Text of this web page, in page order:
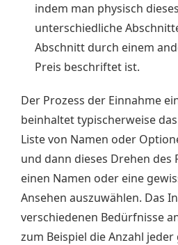
indem man physisch
unterschiedliche
Abschnitt durch einem
Preis beschriftet ist.
Der Prozess der Einnahme
beinhaltet typischerweise
Liste von Namen oder
und dann dieses Drehen des
einen Namen oder eine
Ansehen auszuwählen. Das
verschiedenen Bedürfnisse
zum Beispiel die Anzahl